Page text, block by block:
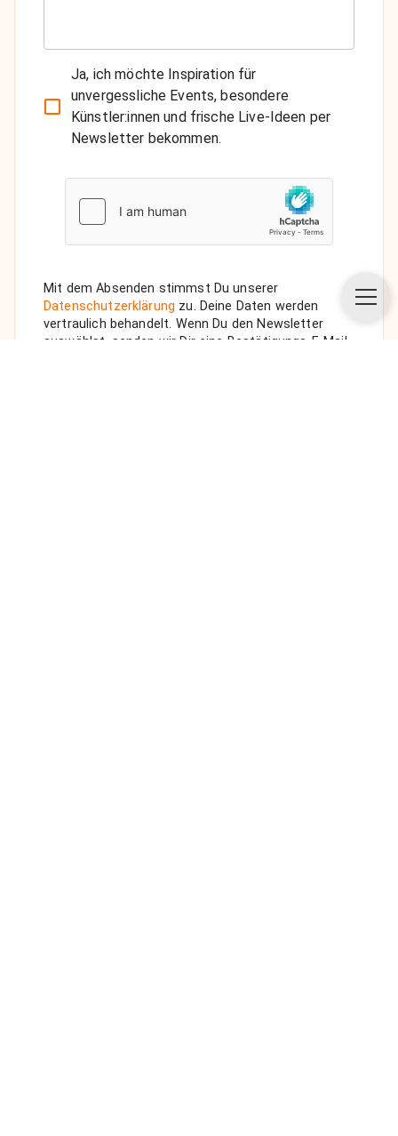
Ja, ich möchte Inspiration für
unvergessliche Events, besondere
Künstler:innen und frische Live-Ideen per
Newsletter bekommen.
Mit dem Absenden stimmst Du unserer
Datenschutzerklärung zu. Deine Daten werden
vertraulich behandelt. Wenn Du den Newsletter
auswählst, senden wir Dir eine Bestätigungs-E-Mail.